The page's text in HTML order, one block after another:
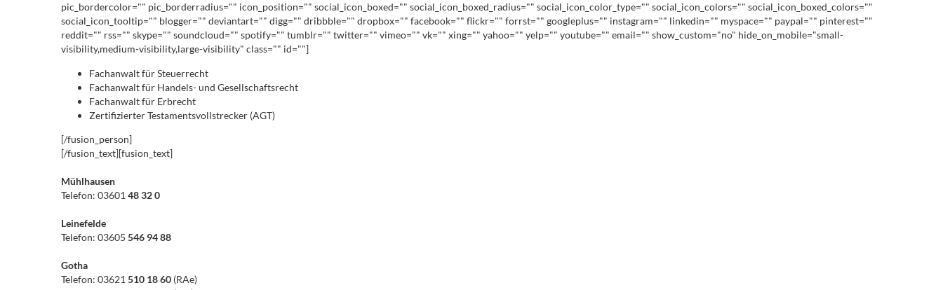
pic_bordercolor="" pic_borderradius="" icon_position="" social_icon_boxed="" social_icon_boxed_radius="" social_icon_color_type="" social_icon_colors="" social_icon_boxed_colors=""
social_icon_tooltip="" blogger="" deviantart="" digg="" dribbble="" dropbox="" facebook="" flickr="" forrst="" googleplus="" instagram="" linkedin="" myspace="" paypal="" pinterest=""
reddit="" rss="" skype="" soundcloud="" spotify="" tumblr="" twitter="" vimeo="" vk="" xing="" yahoo="" yelp="" youtube="" email="" show_custom="no" hide_on_mobile="small-
visibility,medium-visibility,large-visibility" class="" id=""]
Fachanwalt für Steuerrecht
Fachanwalt für Handels- und Gesellschaftsrecht
Fachanwalt für Erbrecht
Zertifizierter Testamentsvollstrecker (AGT)
[/fusion_person]
[/fusion_text][fusion_text]
Mühlhausen
Telefon: 03601 48 32 0
Leinefelde
Telefon: 03605 546 94 88
Gotha
Telefon: 03621 510 18 60 (RAe)